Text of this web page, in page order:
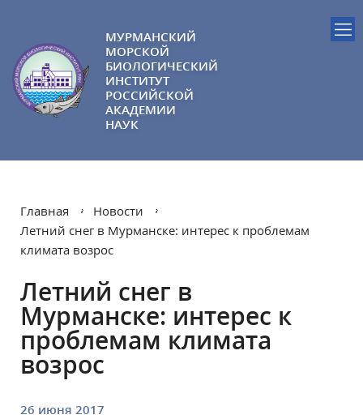
МУРМАНСКИЙ
МОРСКОЙ
БИОЛОГИЧЕСКИЙ
ИНСТИТУТ
РОССИЙСКОЙ
АКАДЕМИИ
НАУК
Главная
Новости
Летний снег в Мурманске: интерес к проблемам
климата возрос
Летний снег в
Мурманске: интерес к
проблемам климата
возрос
26 июня 2017